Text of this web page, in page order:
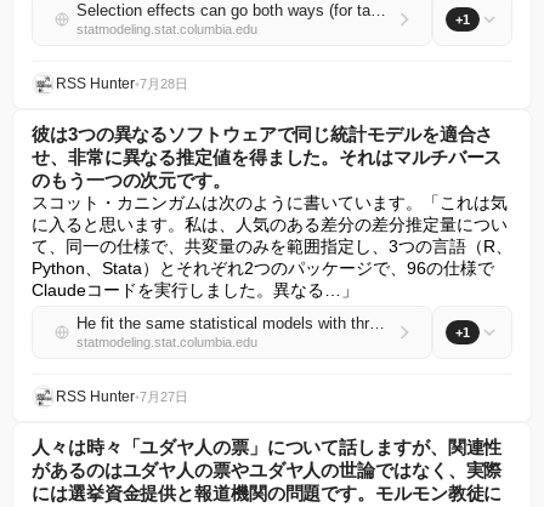
Selection effects can go both ways (for taxi drivers as well as the rest of us)
statmodeling.stat.columbia.edu
+1
RSS Hunter•7月28日
彼は3つの異なるソフトウェアで同じ統計モデルを適合さ
せ、非常に異なる推定値を得ました。それはマルチバース
のもう一つの次元です。
スコット・カニンガムは次のように書いています。「これは気
に入ると思います。私は、人気のある差分の差分推定量につい
て、同一の仕様で、共変量のみを範囲指定し、3つの言語（R、
Python、Stata）とそれぞれ2つのパッケージで、96の仕様で
Claudeコードを実行しました。異なる…」
He fit the same statistical models with three different software and got much different estimates. It’s another dimension of the multiverse.
statmodeling.stat.columbia.edu
+1
RSS Hunter•7月27日
人々は時々「ユダヤ人の票」について話しますが、関連性
があるのはユダヤ人の票やユダヤ人の世論ではなく、実際
には選挙資金提供と報道機関の問題です。モルモン教徒に